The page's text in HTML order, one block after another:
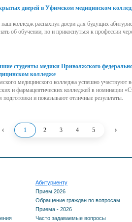
дверей в Уфимском медицинском
наш колледж распахнул двери для будущих
об обучении, но и прикоснуться к профессии
студенты-медики Приволжского
колледже
медицинского колледжа успешно участвуют
и фармацевтических колледжей в номинации
подготовки и показывают отличные результаты.
‹ 1 2 3 4 5 ›
Абитуриенту
Прием 2026
Обращение граждан по вопросам
Приема - 2026
Часто задаваемые вопросы